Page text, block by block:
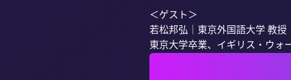
＜ゲスト＞
若松邦弘｜東京外国語大学 教授
東京大学卒業、イギリス・ウォ